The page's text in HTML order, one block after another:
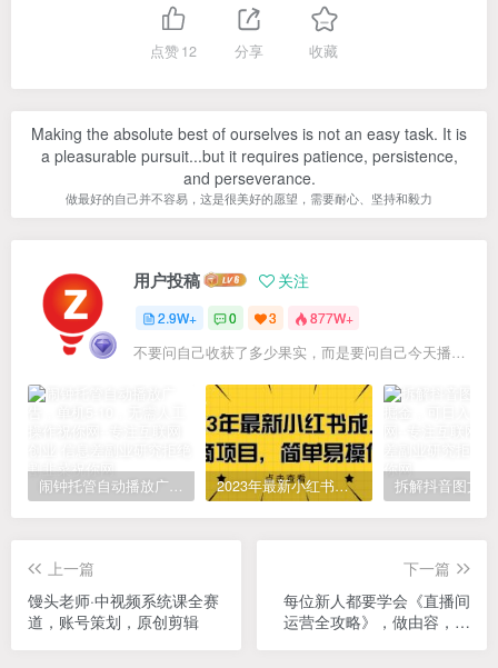
点赞12 分享 收藏
Making the absolute best of ourselves is not an easy task. It is
a pleasurable pursuit...but it requires patience, persistence,
and perseverance.
做最好的自己并不容易，这是很美好的愿望，需要耐心、坚持和毅力
用户投稿 关注
2.9W+ 0 3 877W+
不要问自己收获了多少果实，而是要问自己今天播种了多少种子
闹钟托管自动播放广告，单机5-10，无需人工操作 2023年最新小红书成人电商项目，简单易操作【详细教程】
上一篇
馒头老师·中视频系统课全赛
道，账号策划，原创剪辑
下一篇
每位新人都要学会《直播间
运营全攻略》，做由容，搞